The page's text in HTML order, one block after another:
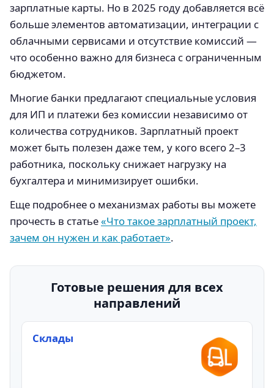
зарплатные карты. Но в 2025 году добавляется всё
больше элементов автоматизации, интеграции с
облачными сервисами и отсутствие комиссий —
что особенно важно для бизнеса с ограниченным
бюджетом.
Многие банки предлагают специальные условия
для ИП и платежи без комиссии независимо от
количества сотрудников. Зарплатный проект
может быть полезен даже тем, у кого всего 2–3
работника, поскольку снижает нагрузку на
бухгалтера и минимизирует ошибки.
Еще подробнее о механизмах работы вы можете
прочесть в статье«Что такое зарплатный проект,
зачем он нужен и как работает».
Готовые решения для всех
направлений
Склады